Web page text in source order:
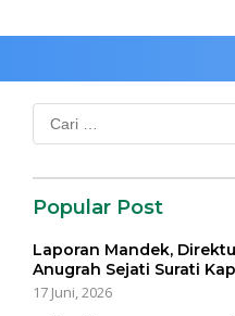
Cari
untuk:
Popular Post
Laporan Mandek,
Anugrah Sejati Surati
17 Juni, 2026